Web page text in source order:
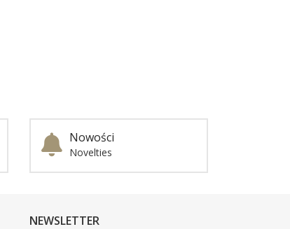
Nowości
Novelties
NEWSLETTER